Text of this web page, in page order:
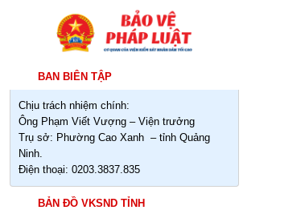
BAN BIÊN TẬP
Chịu trách nhiệm chính:
Ông Phạm Viết Vượng – Viện trưởng
Trụ sở: Phường Cao Xanh – tỉnh Quảng
Ninh.
Điện thoại: 0203.3837.835
BẢN ĐỒ VKSND TỈNH